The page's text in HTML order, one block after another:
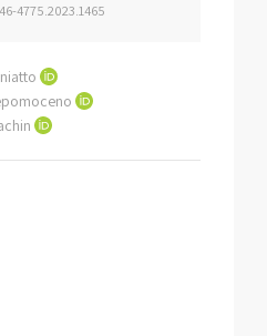
4775.2023.1465